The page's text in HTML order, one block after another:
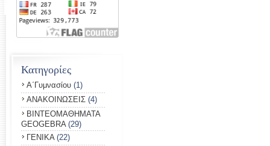
Κατηγορίες
Α΄Γυμνασίου (1)
ΑΝΑΚΟΙΝΩΣΕΙΣ (4)
ΒΙΝΤΕΟΜΑΘΗΜΑΤΑ
GEOGEBRA(29)
ΓΕΝΙΚΑ(22)